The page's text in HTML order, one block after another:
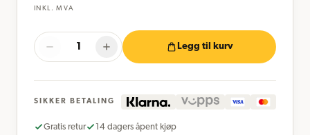
INKL. MVA
Legg til kurv
SIKKER BETALING
Gratis retur 14 dagers åpent kjøp